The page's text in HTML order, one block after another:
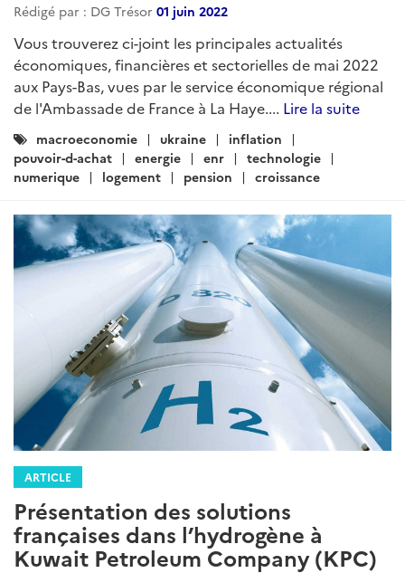
Rédigé par : DG Trésor 01 juin 2022
Vous trouverez ci-joint les principales actualités
économiques, financières et sectorielles de mai 2022
aux Pays-Bas, vues par le service économique régional
de l'Ambassade de France à La Haye.... Lire la suite
Catégories
:
macroeconomie ukraine
inflation
pouvoir-d-achat
energie enr
technologie
numerique
logement pension croissance
ARTICLE
Présentation des solutions
françaises dans l’hydrogène à
Kuwait Petroleum Company (KPC)